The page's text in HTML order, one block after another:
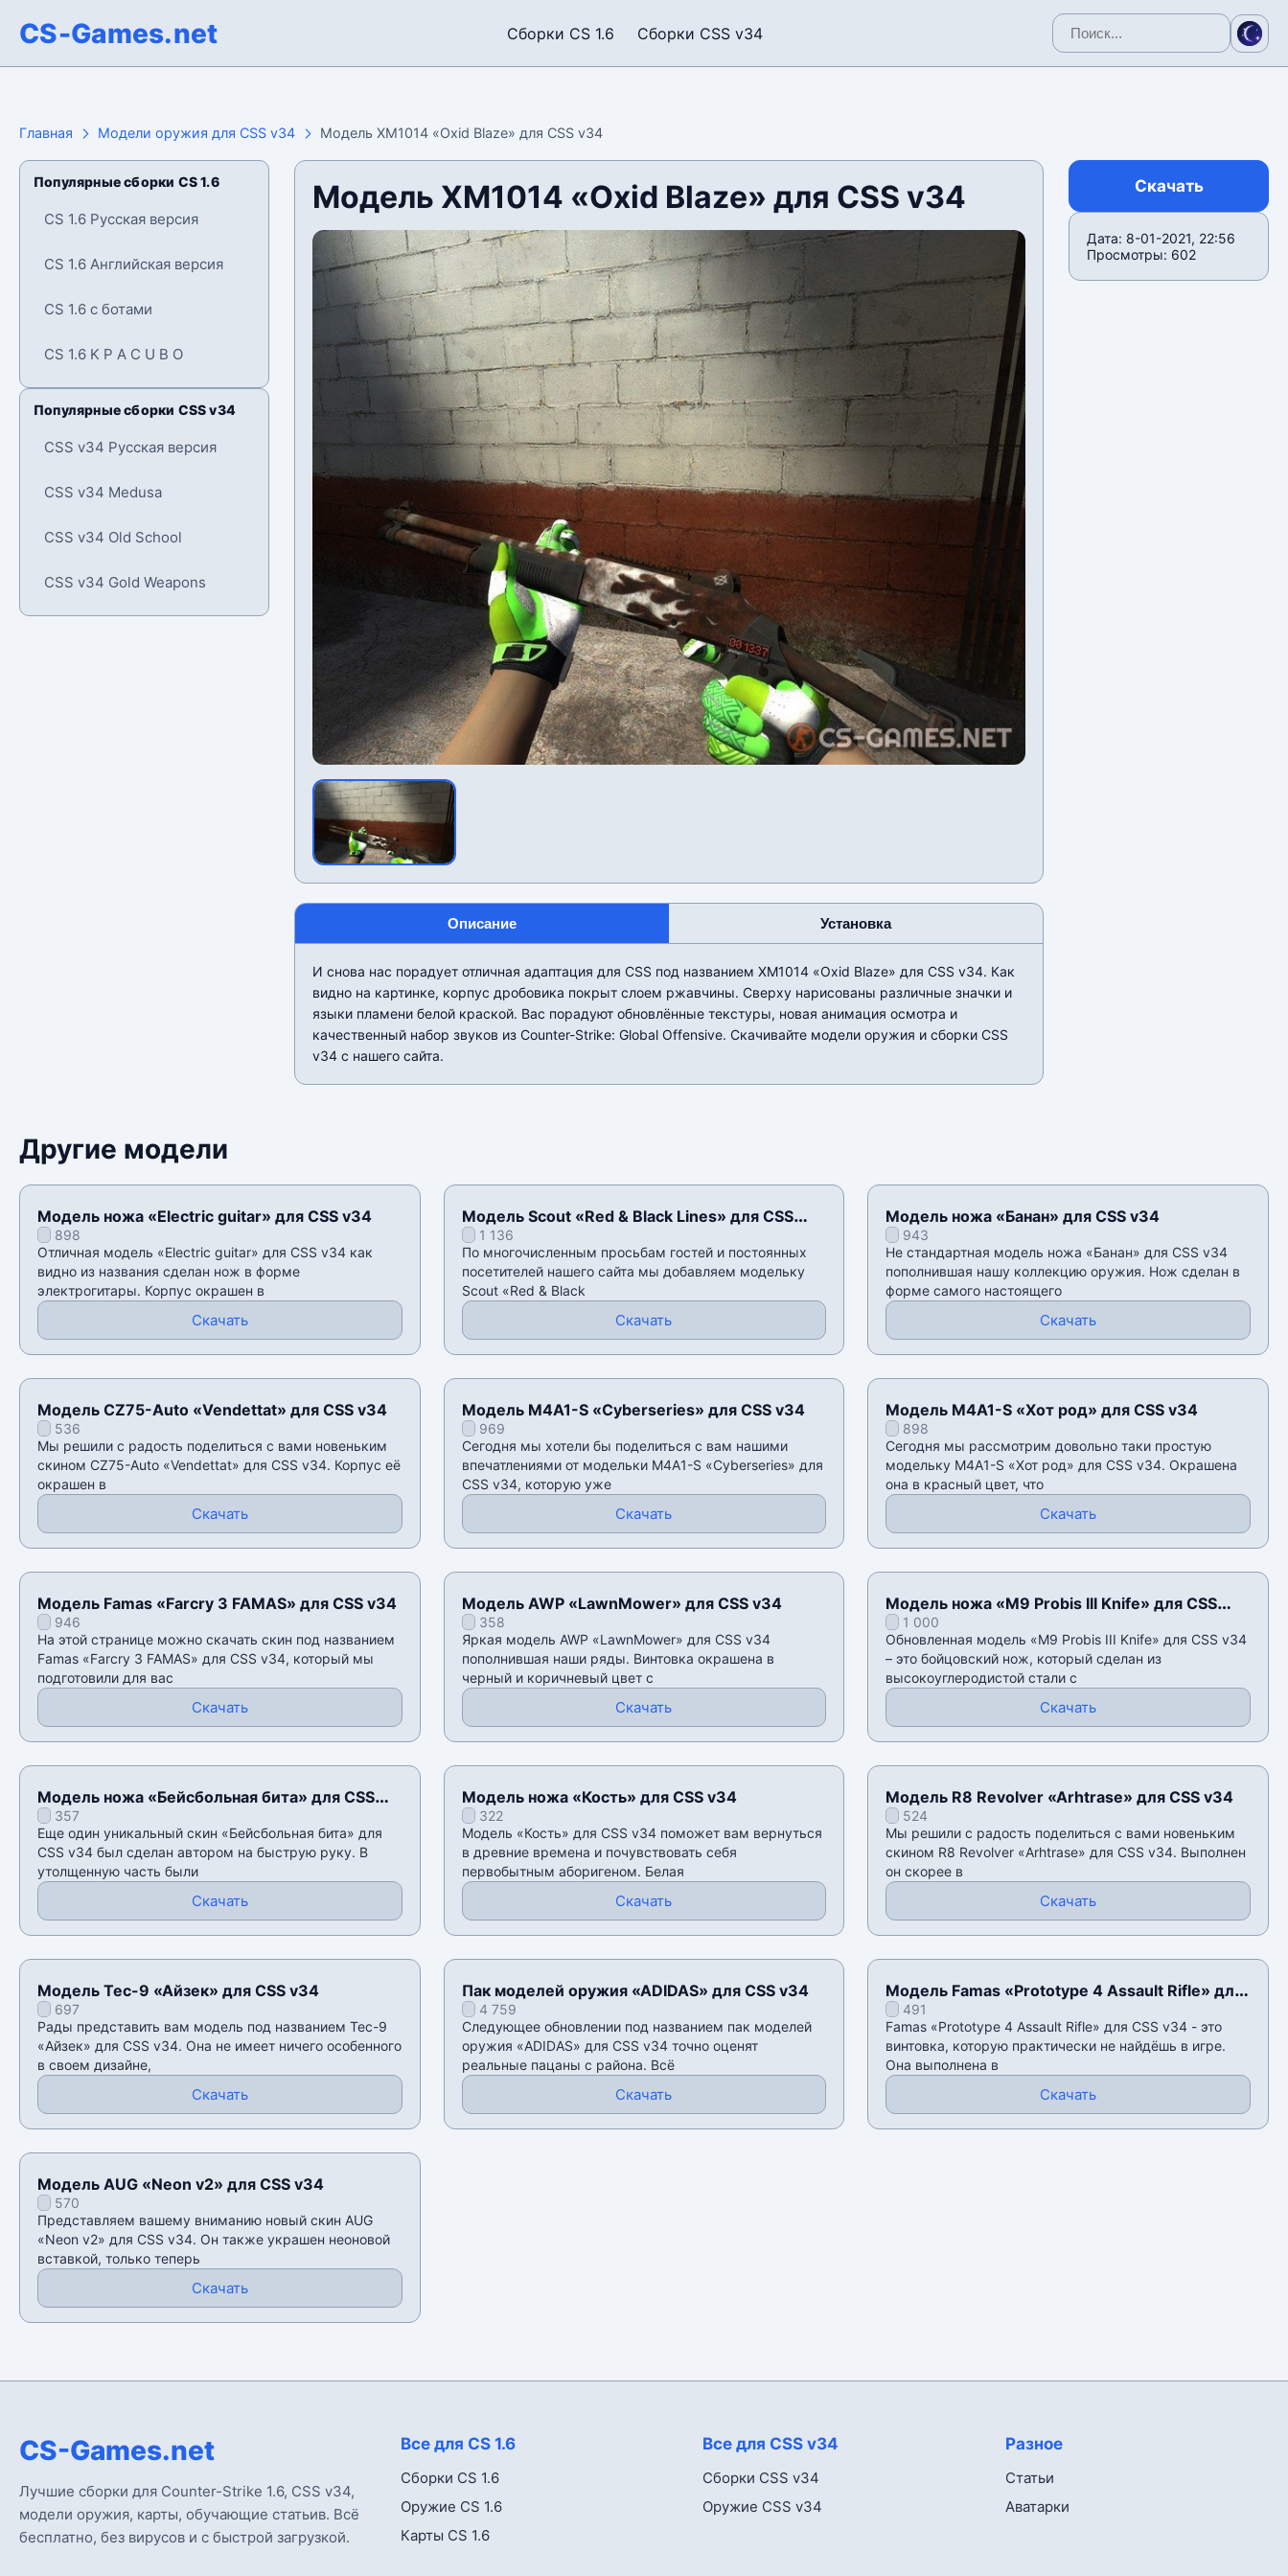
CS-Games.net Сборки CS 1.6 Сборки CSS v34
Главная Модели оружия для CSS v34 Модель XM1014 «Oxid Blaze» для CSS v34
Популярные сборки CS 1.6
CS 1.6 Русская версия
CS 1.6 Английская версия
CS 1.6 с ботами
CS 1.6 K P A C U B O
Популярные сборки CSS v34
CSS v34 Русская версия
CSS v34 Medusa
CSS v34 Old School
CSS v34 Gold Weapons
Модель XM1014 «Oxid Blaze» для CSS v34
Описание Установка
И снова нас порадует отличная адаптация для CSS под названием XM1014 «Oxid Blaze» для CSS v34. Как
видно на картинке, корпус дробовика покрыт слоем ржавчины. Сверху нарисованы различные значки и
языки пламени белой краской. Вас порадуют обновлённые текстуры, новая анимация осмотра и
качественный набор звуков из Counter-Strike: Global Offensive. Скачивайте модели оружия и сборки CSS
v34 с нашего сайта.
Скачать
Дата: 8-01-2021, 22:56
Просмотры: 602
Другие модели
Модель ножа «Electric guitar» для CSS v34
898
Отличная модель «Electric guitar» для CSS v34 как
видно из названия сделан нож в форме
электрогитары. Корпус окрашен в
Скачать
Модель Scout «Red & Black Lines» для CSS
v341 136
По многочисленным просьбам гостей и постоянных
посетителей нашего сайта мы добавляем модельку
Scout «Red & Black
Скачать
Модель ножа «Банан» для CSS v34
943
Не стандартная модель ножа «Банан» для CSS v34
пополнившая нашу коллекцию оружия. Нож сделан в
форме самого настоящего
Скачать
Модель CZ75-Auto «Vendettat» для CSS v34
536
Мы решили с радость поделиться с вами новеньким
скином CZ75-Auto «Vendettat» для CSS v34. Корпус её
окрашен в
Скачать
Модель M4A1-S «Cyberseries» для CSS v34
969
Сегодня мы хотели бы поделиться с вам нашими
впечатлениями от модельки M4A1-S «Cyberseries» для
CSS v34, которую уже
Скачать
Модель M4A1-S «Хот род» для CSS v34
898
Сегодня мы рассмотрим довольно таки простую
модельку M4A1-S «Хот род» для CSS v34. Окрашена
она в красный цвет, что
Скачать
Модель Famas «Farcry 3 FAMAS» для CSS v34
946
На этой странице можно скачать скин под названием
Famas «Farcry 3 FAMAS» для CSS v34, который мы
подготовили для вас
Скачать
Модель AWP «LawnMower» для CSS v34
358
Яркая модель AWP «LawnMower» для CSS v34
пополнившая наши ряды. Винтовка окрашена в
черный и коричневый цвет с
Скачать
Модель ножа «M9 Probis III Knife» для CSS
v341 000
Обновленная модель «M9 Probis III Knife» для CSS v34
– это бойцовский нож, который сделан из
высокоуглеродистой стали с
Скачать
Модель ножа «Бейсбольная бита» для CSS
v34357
Еще один уникальный скин «Бейсбольная бита» для
CSS v34 был сделан автором на быструю руку. В
утолщенную часть были
Скачать
Модель ножа «Кость» для CSS v34
322
Модель «Кость» для CSS v34 поможет вам вернуться
в древние времена и почувствовать себя
первобытным аборигеном. Белая
Скачать
Модель R8 Revolver «Arhtrase» для CSS v34
524
Мы решили с радость поделиться с вами новеньким
скином R8 Revolver «Arhtrase» для CSS v34. Выполнен
он скорее в
Скачать
Модель Tec-9 «Айзек» для CSS v34
697
Рады представить вам модель под названием Tec-9
«Айзек» для CSS v34. Она не имеет ничего особенного
в своем дизайне,
Скачать
Пак моделей оружия «ADIDAS» для CSS v34
4 759
Следующее обновлении под названием пак моделей
оружия «ADIDAS» для CSS v34 точно оценят
реальные пацаны с района. Всё
Скачать
Модель Famas «Prototype 4 Assault Rifle» для
CSS v34
491
Famas «Prototype 4 Assault Rifle» для CSS v34 - это
винтовка, которую практически не найдëшь в игре.
Она выполнена в
Скачать
Модель AUG «Neon v2» для CSS v34
570
Представляем вашему вниманию новый скин AUG
«Neon v2» для CSS v34. Он также украшен неоновой
вставкой, только теперь
Скачать
CS-Games.net
Лучшие сборки для Counter-Strike 1.6, CSS v34,
модели оружия, карты, обучающие статьив. Всё
бесплатно, без вирусов и с быстрой загрузкой.
Все для CS 1.6
Сборки CS 1.6
Оружие CS 1.6
Карты CS 1.6
Все для CSS v34
Сборки CSS v34
Оружие CSS v34
Разное
Статьи
Аватарки